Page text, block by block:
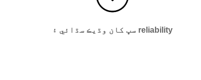
سڀ کان وڌيڪ سڌائي ۽ reliability